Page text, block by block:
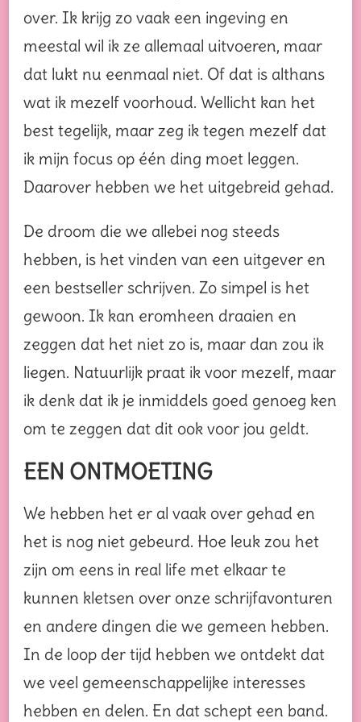
over. Ik krijg zo vaak een ingeving en
meestal wil ik ze allemaal uitvoeren, maar
dat lukt nu eenmaal niet. Of dat is althans
wat ik mezelf voorhoud. Wellicht kan het
best tegelijk, maar zeg ik tegen mezelf dat
ik mijn focus op één ding moet leggen.
Daarover hebben we het uitgebreid gehad.
De droom die we allebei nog steeds
hebben, is het vinden van een uitgever en
een bestseller schrijven. Zo simpel is het
gewoon. Ik kan eromheen draaien en
zeggen dat het niet zo is, maar dan zou ik
liegen. Natuurlijk praat ik voor mezelf, maar
ik denk dat ik je inmiddels goed genoeg ken
om te zeggen dat dit ook voor jou geldt.
EEN ONTMOETING
We hebben het er al vaak over gehad en
het is nog niet gebeurd. Hoe leuk zou het
zijn om eens in real life met elkaar te
kunnen kletsen over onze schrijfavonturen
en andere dingen die we gemeen hebben.
In de loop der tijd hebben we ontdekt dat
we veel gemeenschappelijke interesses
hebben en delen. En dat schept een band.